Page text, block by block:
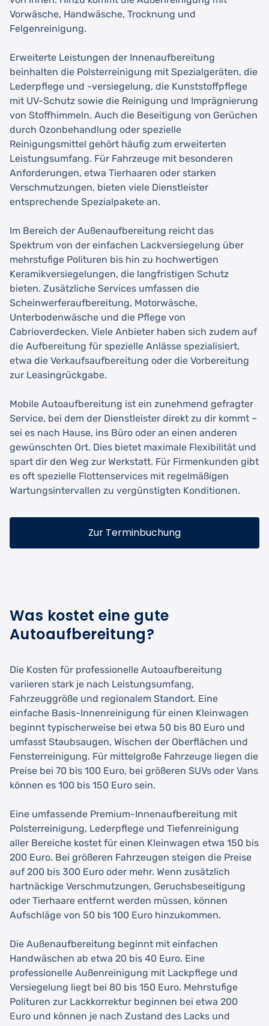
Vorwäsche, Handwäsche, Trocknung und
Felgenreinigung.
Erweiterte Leistungen der Innenaufbereitung
beinhalten die Polsterreinigung mit Spezialgeräten, die
Lederpflege und -versiegelung, die Kunststoffpflege
mit UV-Schutz sowie die Reinigung und Imprägnierung
von Stoffhimmeln. Auch die Beseitigung von Gerüchen
durch Ozonbehandlung oder spezielle
Reinigungsmittel gehört häufig zum erweiterten
Leistungsumfang. Für Fahrzeuge mit besonderen
Anforderungen, etwa Tierhaaren oder starken
Verschmutzungen, bieten viele Dienstleister
entsprechende Spezialpakete an.
Im Bereich der Außenaufbereitung reicht das
Spektrum von der einfachen Lackversiegelung über
mehrstufige Polituren bis hin zu hochwertigen
Keramikversiegelungen, die langfristigen Schutz
bieten. Zusätzliche Services umfassen die
Scheinwerferaufbereitung, Motorwäsche,
Unterbodenwäsche und die Pflege von
Cabrioverdecken. Viele Anbieter haben sich zudem auf
die Aufbereitung für spezielle Anlässe spezialisiert,
etwa die Verkaufsaufbereitung oder die Vorbereitung
zur Leasingrückgabe.
Mobile Autoaufbereitung ist ein zunehmend gefragter
Service, bei dem der Dienstleister direkt zu dir kommt –
sei es nach Hause, ins Büro oder an einen anderen
gewünschten Ort. Dies bietet maximale Flexibilität und
spart dir den Weg zur Werkstatt. Für Firmenkunden gibt
es oft spezielle Flottenservices mit regelmäßigen
Wartungsintervallen zu vergünstigten Konditionen.
Zur Terminbuchung
Was kostet eine gute
Autoaufbereitung?
Die Kosten für professionelle Autoaufbereitung
variieren stark je nach Leistungsumfang,
Fahrzeuggröße und regionalem Standort. Eine
einfache Basis-Innenreinigung für einen Kleinwagen
beginnt typischerweise bei etwa 50 bis 80 Euro und
umfasst Staubsaugen, Wischen der Oberflächen und
Fensterreinigung. Für mittelgroße Fahrzeuge liegen die
Preise bei 70 bis 100 Euro, bei größeren SUVs oder Vans
können es 100 bis 150 Euro sein.
Eine umfassende Premium-Innenaufbereitung mit
Polsterreinigung, Lederpflege und Tiefenreinigung
aller Bereiche kostet für einen Kleinwagen etwa 150 bis
200 Euro. Bei größeren Fahrzeugen steigen die Preise
auf 200 bis 300 Euro oder mehr. Wenn zusätzlich
hartnäckige Verschmutzungen, Geruchsbeseitigung
oder Tierhaare entfernt werden müssen, können
Aufschläge von 50 bis 100 Euro hinzukommen.
Die Außenaufbereitung beginnt mit einfachen
Handwäschen ab etwa 20 bis 40 Euro. Eine
professionelle Außenreinigung mit Lackpflege und
Versiegelung liegt bei 80 bis 150 Euro. Mehrstufige
Polituren zur Lackkorrektur beginnen bei etwa 200
Euro und können je nach Zustand des Lacks und